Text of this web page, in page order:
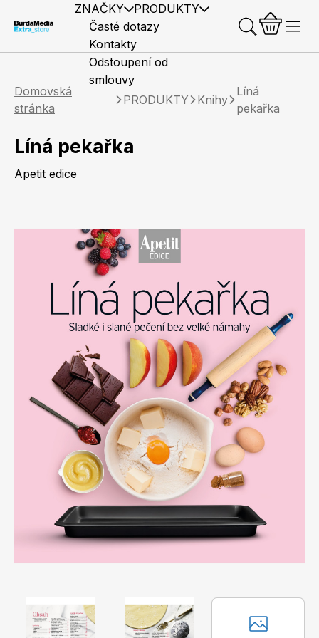
ZNAČKY PRODUKTY
Marianne
Apetit
Svět ženy
Elle Decoration
Marianne Bydlení
Marianne Venkov & styl
Předplatné časopisů
Knihy
Časté dotazy
Kontakty
Odstoupení od
smlouvy
Domovská
stránka
PRODUKTY Knihy
Líná
pekařka
Líná pekařka
Apetit edice